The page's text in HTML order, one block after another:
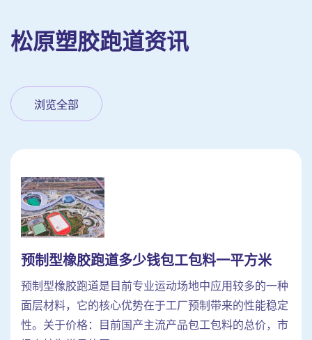
松原塑胶跑道资讯
浏览全部
预制型橡胶跑道多少钱包工包料一平方米
预制型橡胶跑道是目前专业运动场地中应用较多的一种
面层材料，它的核心优势在于工厂预制带来的性能稳定
性。关于价格：目前国产主流产品包工包料的总价，市